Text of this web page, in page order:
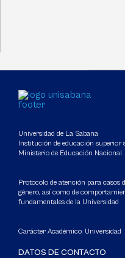
Universidad de La Sabana
Institución de educación superior
Ministerio de Educación Nacional
Protocolo de atención para casos
género, así como de
fundamentales de la Universidad
Carácter Académico: Universidad
DATOS DE CONTACTO